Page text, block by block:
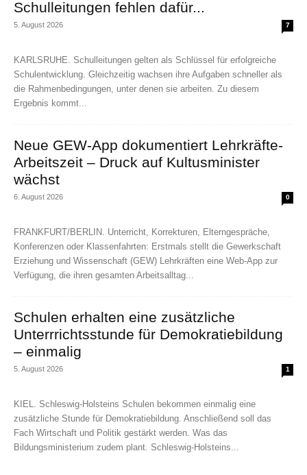
Schulleitungen fehlen dafür...
5. August 2026 7
KARLSRUHE. Schulleitungen gelten als Schlüssel für erfolgreiche
Schulentwicklung. Gleichzeitig wachsen ihre Aufgaben schneller als
die Rahmenbedingungen, unter denen sie arbeiten. Zu diesem
Ergebnis kommt...
Neue GEW-App dokumentiert Lehrkräfte-
Arbeitszeit – Druck auf Kultusminister
wächst
6. August 2026 0
FRANKFURT/BERLIN. Unterricht, Korrekturen, Elterngespräche,
Konferenzen oder Klassenfahrten: Erstmals stellt die Gewerkschaft
Erziehung und Wissenschaft (GEW) Lehrkräften eine Web-App zur
Verfügung, die ihren gesamten Arbeitsalltag...
Schulen erhalten eine zusätzliche
Unterrrichtsstunde für Demokratiebildung
– einmalig
5. August 2026 1
KIEL. Schleswig-Holsteins Schulen bekommen einmalig eine
zusätzliche Stunde für Demokratiebildung. Anschließend soll das
Fach Wirtschaft und Politik gestärkt werden. Was das
Bildungsministerium zudem plant. Schleswig-Holsteins...